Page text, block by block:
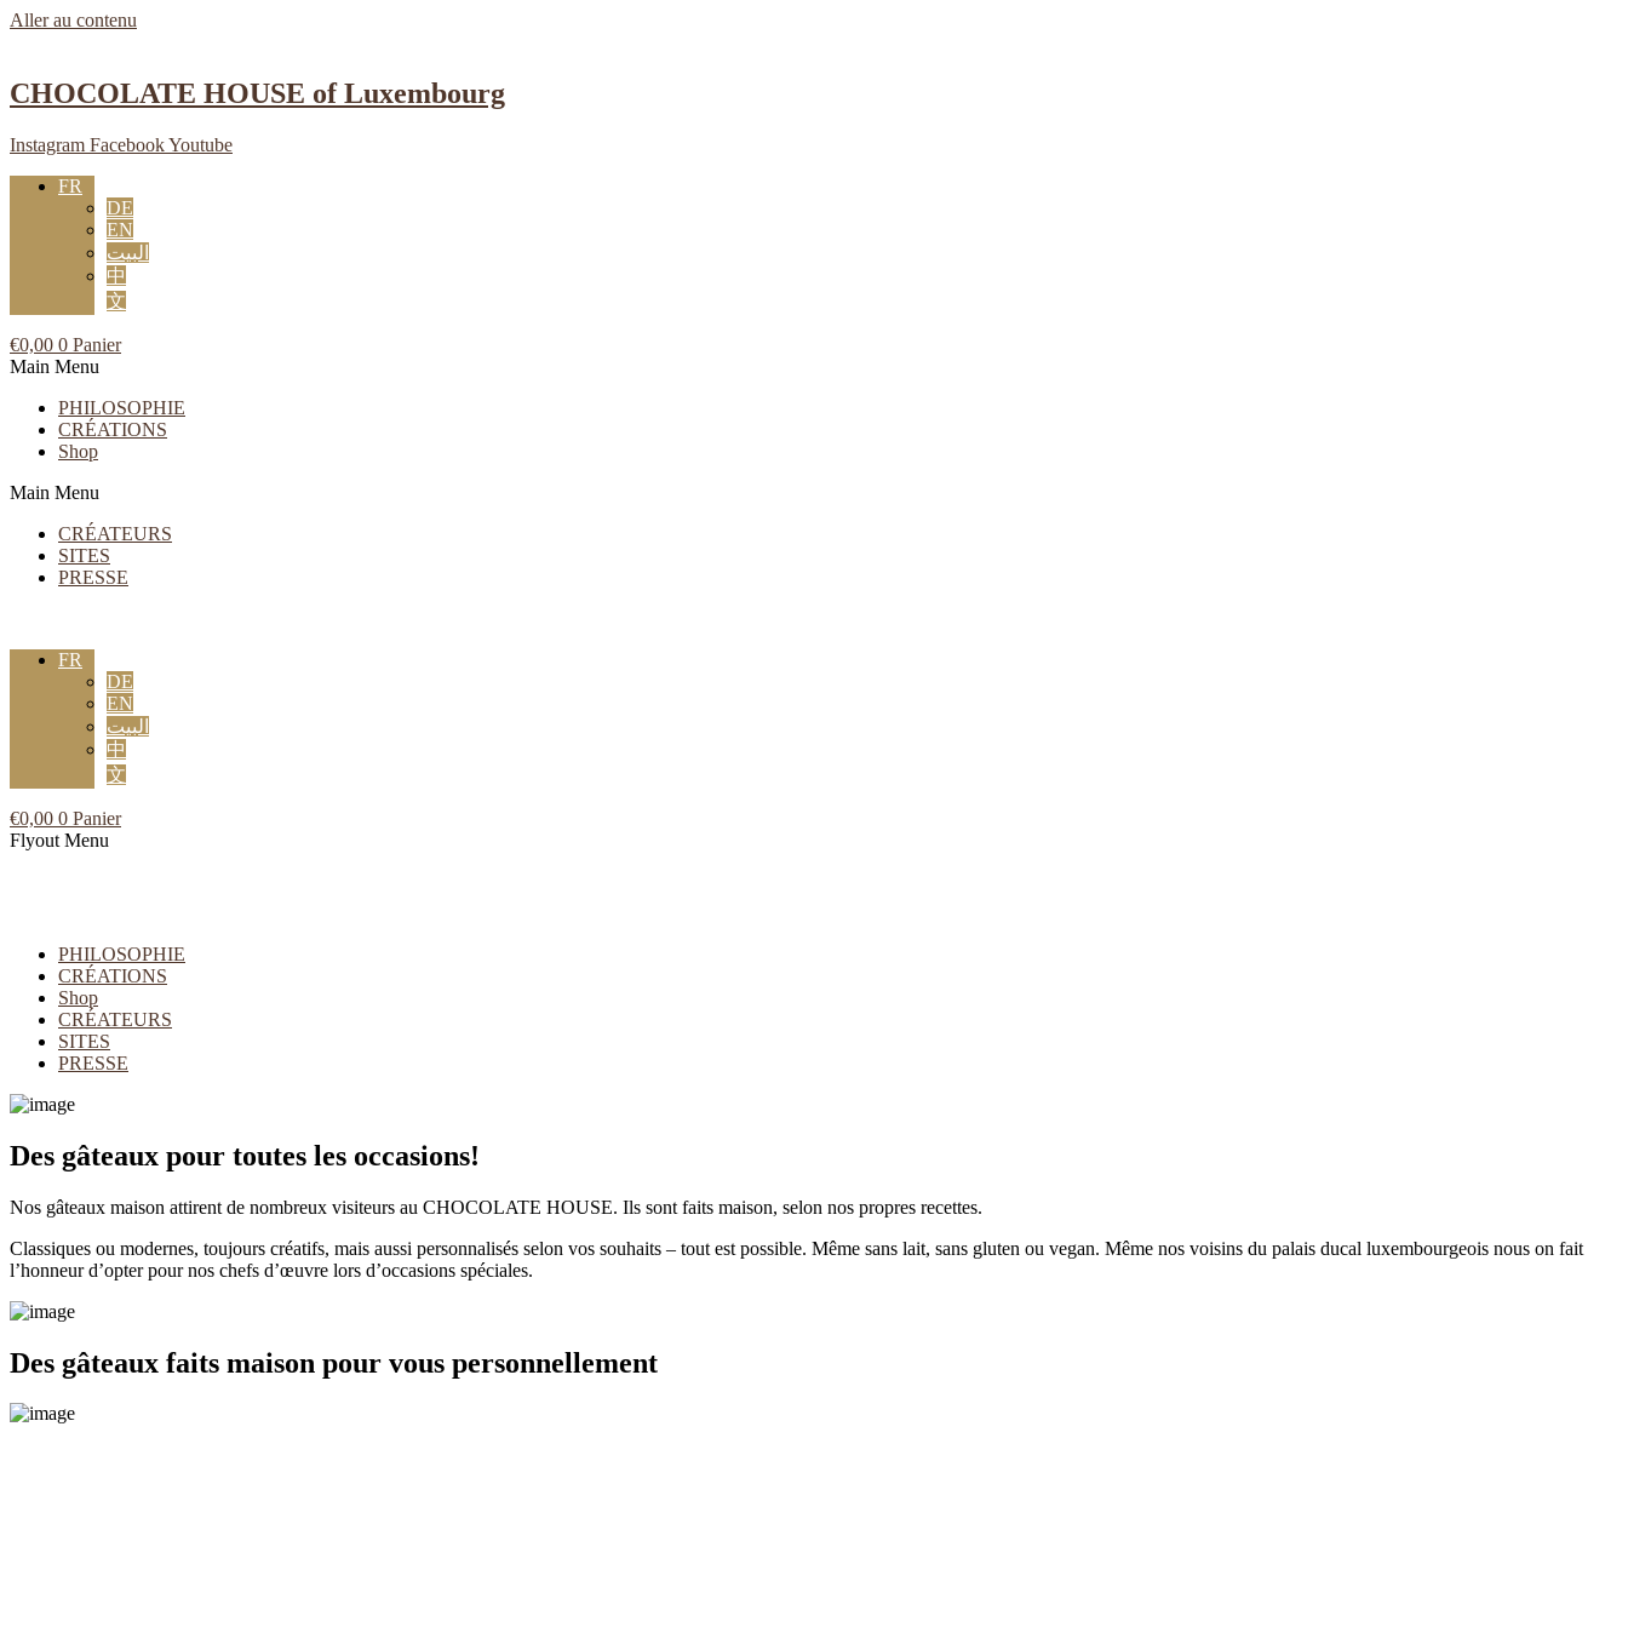
Aller au contenu
CHOCOLATE HOUSE of Luxembourg
Instagram FacebookYoutube
FR
DE
EN
البيت
中
文
€0,00 0 Panier
Main Menu
PHILOSOPHIE
CRÉATIONS
Shop
Main Menu
CRÉATEURS
SITES
PRESSE
FR
DE
EN
البيت
中
文
€0,00 0 Panier
Flyout Menu
PHILOSOPHIE
CRÉATIONS
Shop
CRÉATEURS
SITES
PRESSE
Des gâteaux pour toutes les occasions!
Nos gâteaux maison attirent de nombreux visiteurs au CHOCOLATE HOUSE. Ils sont faits maison, selon nos propres recettes.
Classiques ou modernes, toujours créatifs, mais aussi personnalisés selon vos souhaits – tout est possible. Même sans lait, sans gluten ou vegan. Même nos voisins du palais ducal luxembourgeois nous on fait
l’honneur d’opter pour nos chefs d’œuvre lors d’occasions spéciales.
Des gâteaux faits maison pour vous personnellement